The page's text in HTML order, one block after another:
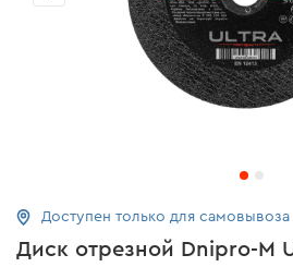
Диск отрезной Dnipro-M
Доступен только для самовывоза